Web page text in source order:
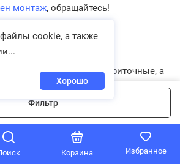
Корзина Избранное
монтаж, обращайтесь!
для вытяжки или приточные, а
канальные вентиляторы
и безупречную работу, потому их
конструкция чаще всего
разборку и возможность
и обслуживания без отсоединения
cookie, а также
Хорошо
Фильтр